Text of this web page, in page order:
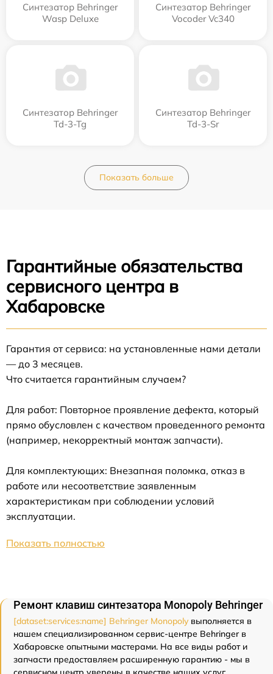
Синтезатор Behringer
Wasp Deluxe
Синтезатор Behringer
Vocoder Vc340
Синтезатор Behringer
Td-3-Tg
Синтезатор Behringer
Td-3-Sr
Показать больше
Гарантийные обязательства
сервисного центра в
Хабаровске
Гарантия от сервиса: на установленные нами детали
— до 3 месяцев.
Что считается гарантийным случаем?
Для работ: Повторное проявление дефекта, который
прямо обусловлен с качеством проведенного ремонта
(например, некорректный монтаж запчасти).
Для комплектующих: Внезапная поломка, отказ в
работе или несоответствие заявленным
характеристикам при соблюдении условий
эксплуатации.
Показать полностью
Ремонт клавиш синтезатора Monopoly Behringer
[dataset:services:name] Behringer Monopolyвыполняется в
нашем специализированном сервис-центре Behringer в
Хабаровске опытными мастерами. На все виды работ и
запчасти предоставляем расширенную гарантию - мы в